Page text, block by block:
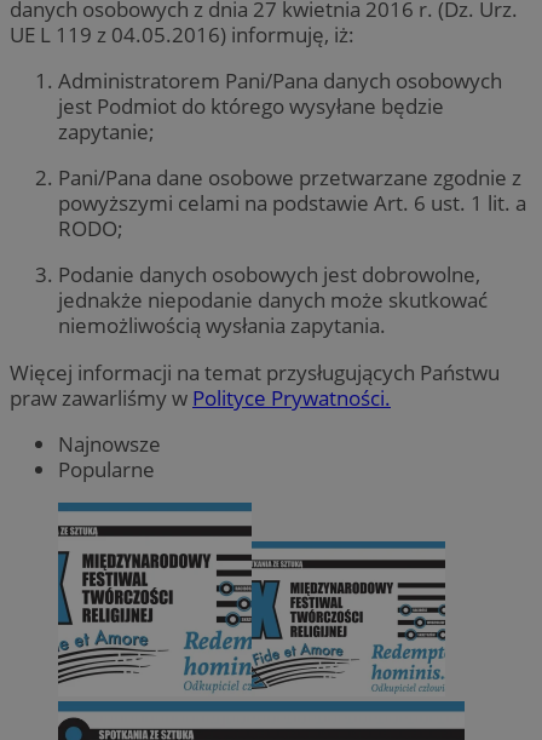
danych osobowych z dnia 27 kwietnia 2016 r. (Dz. Urz.
UE L 119 z 04.05.2016) informuję, iż:
Administratorem Pani/Pana danych osobowych
jest Podmiot do którego wysyłane będzie
zapytanie;
Pani/Pana dane osobowe przetwarzane zgodnie z
powyższymi celami na podstawie Art. 6 ust. 1 lit. a
RODO;
Podanie danych osobowych jest dobrowolne,
jednakże niepodanie danych może skutkować
niemożliwością wysłania zapytania.
Więcej informacji na temat przysługujących Państwu
praw zawarliśmy w Polityce Prywatności.
Najnowsze
Popularne